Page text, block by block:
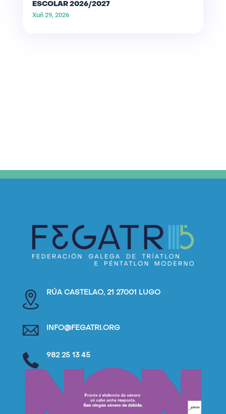
ESCOLAR 2026/2027
Xuñ 29, 2026
RÚA CASTELAO, 21 27001 LUGO
INFO@FEGATRI.ORG
982 25 13 45